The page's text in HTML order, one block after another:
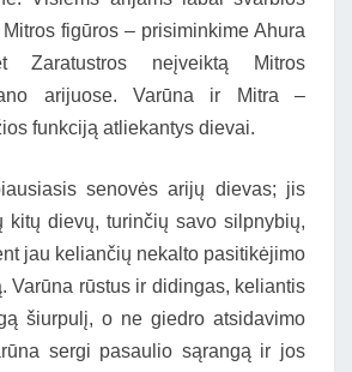
figūros – prisiminkime Ahura
neįveiktą Mitros
arijuose. Varūna ir Mitra –
funkciją atliekantys dievai.
senovės arijų dievas; jis
kitų dievų, turinčių savo silpnybių,
jau keliančių nekalto pasitikėjimo
Varūna rūstus ir didingas, keliantis
šiurpulį, o ne giedro atsidavimo
sergi pasaulio sąrangą ir jos